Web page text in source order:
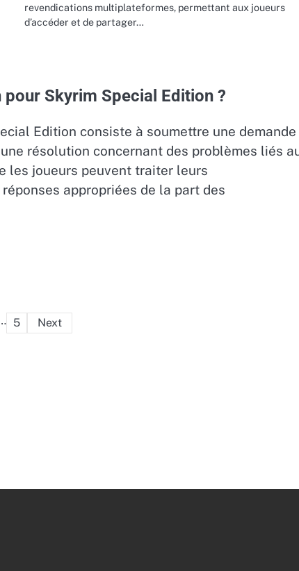
revendications multiplateformes, permettant aux joueurs
d’accéder et de partager…
Skyrim Special Edition ?
Edition consiste à soumettre une demande
résolution concernant des problèmes liés
les joueurs peuvent traiter leurs
appropriées de la part des
Posts
5 Next